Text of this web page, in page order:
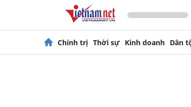
Chính trị Thời sự Kinh doanh Dân